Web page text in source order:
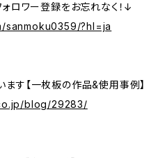
ォロワー登録をお忘れなく！↓
sanmoku0359/?hl=ja
す【一枚板の作品&使用事例】
blog/29283/